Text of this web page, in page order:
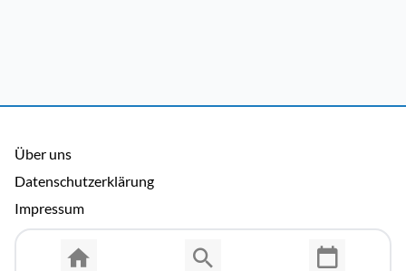
Über uns
Datenschutzerklärung
Impressum
Allgemeine Nutzungsbedingungen